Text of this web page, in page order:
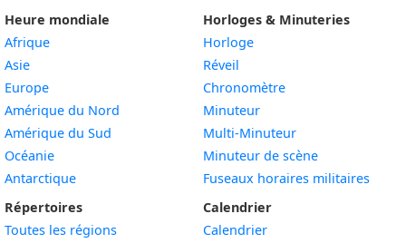
minutes
minutes
2026
minutes
Dans 30
minutes
Il y a 31
Dans 31
3 août
Heure mondiale
Afrique
Asie
Europe
Amérique du Nord
Amérique du Sud
Océanie
Antarctique
Répertoires
Toutes les régions
Horloges & Minuteries
Horloge
Réveil
Chronomètre
Minuteur
Multi-Minuteur
Minuteur de scène
Fuseaux horaires militaires
Calendrier
Calendrier